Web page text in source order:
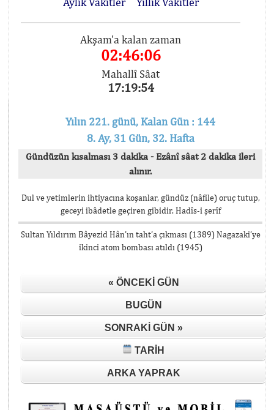
Akşam'a kalan zaman
02:46:06
Mahallî Sâat
17:19:54
Yılın 221. günü, Kalan Gün : 144
8. Ay, 31 Gün, 32. Hafta
Gündüzün kısalması 3 dakika - Ezânî sâat 2 dakika ileri
alınır.
Dul ve yetimlerin ihtiyacına koşanlar, gündüz (nâfile) oruç tutup,
geceyi ibâdetle geçiren gibidir. Hadîs-i şerîf
Sultan Yıldırım Bâyezid Hân’ın taht’a çıkması (1389) Nagazaki’ye
ikinci atom bombası atıldı (1945)
« ÖNCEKI GÜN
BUGÜN
SONRAKI GÜN »
TARIH
ARKA YAPRAK